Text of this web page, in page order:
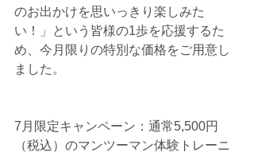
のお出かけを思いっきり楽しみた
い！」という皆様の1歩を応援するた
め、今月限りの特別な価格をご用意し
ました。
7月限定キャンペーン：通常5,500円
（税込）のマンツーマン体験トレーニ